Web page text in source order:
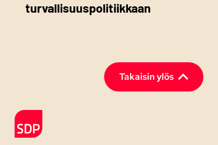
turvallisuuspolitiikkaan
Takaisin ylös
Etusivulle